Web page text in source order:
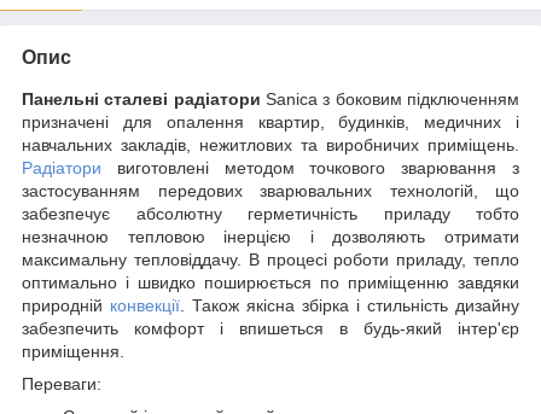
Опис
Панельні сталеві радіатори Sanica з боковим підключенням
призначені для опалення квартир, будинків, медичних і
навчальних закладів, нежитлових та виробничих приміщень.
Радіатори виготовлені методом точкового зварювання з
застосуванням передових зварювальних технологій, що
забезпечує абсолютну герметичність приладу тобто
незначною тепловою інерцією і дозволяють отримати
максимальну тепловіддачу. В процесі роботи приладу, тепло
оптимально і швидко поширюється по приміщенню завдяки
природній конвекції . Також якісна збірка і стильність дизайну
забезпечить комфорт і впишеться в будь-який інтер'єр
приміщення.
Переваги: